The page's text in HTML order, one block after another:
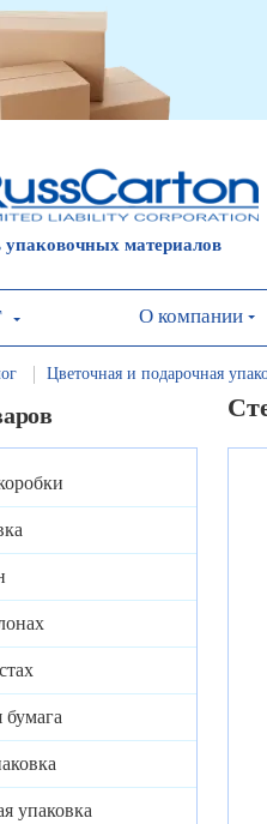
упаковочных материалов
О компании
Цветочная и подарочная
бумага
упаковка